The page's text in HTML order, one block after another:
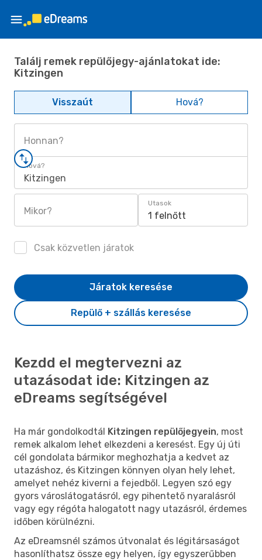
Találj remek repülőjegy-ajánlatokat ide:
Kitzingen
Visszaút Hová?
Honnan?
Hová?
Kitzingen
Mikor?
Utasok
1 felnőtt
Csak közvetlen járatok
Repülő + szállás keresése
Járatok keresése
Kezdd el megtervezni az
utazásodat ide: Kitzingen az
eDreams segítségével
Ha már gondolkodtál Kitzingen repülőjegyein, most
remek alkalom lehet elkezdeni a keresést. Egy új úti
cél gondolata bármikor meghozhatja a kedvet az
utazáshoz, és Kitzingen könnyen olyan hely lehet,
amelyet nehéz kiverni a fejedből. Legyen szó egy
gyors városlátogatásról, egy pihentető nyaralásról
vagy egy régóta halogatott nagy utazásról, érdemes
időben körülnézni.
Az eDreamsnél számos útvonalat és légitársaságot
hasonlíthatsz össze egy helyen, így egyszerűbben